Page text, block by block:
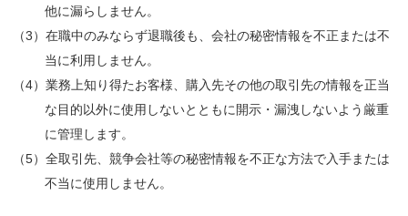
他に漏らしません。
在職中のみならず退職後も、会社の秘密情報を不正または不
当に利用しません。
業務上知り得たお客様、購入先その他の取引先の情報を正当
な目的以外に使用しないとともに開示・漏洩しないよう厳重
に管理します。
全取引先、競争会社等の秘密情報を不正な方法で入手または
不当に使用しません。